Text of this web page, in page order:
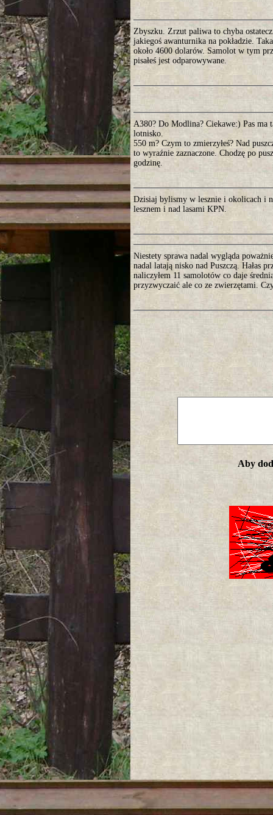
Zbyszku. Zrzut paliwa to chyba
jakiegoś awanturnika na pokładzie.
około 4600 dolarów. Samolot w tym
pisałeś jest odparowywane.
A380? Do Modlina? Ciekawe:) Pas ma
lotnisko.
550 m? Czym to zmierzyłeś? Nad
to wyraźnie zaznaczone. Chodzę po
godzinę.
Dzisiaj bylismy w lesznie i okolicach i
lesznem i nad lasami KPN.
Niestety sprawa nadal wygląda
nadal latają nisko nad Puszczą. Hałas
naliczyłem 11 samolotów co daje
przyzwyczaić ale co ze zwierzętami.
Aby